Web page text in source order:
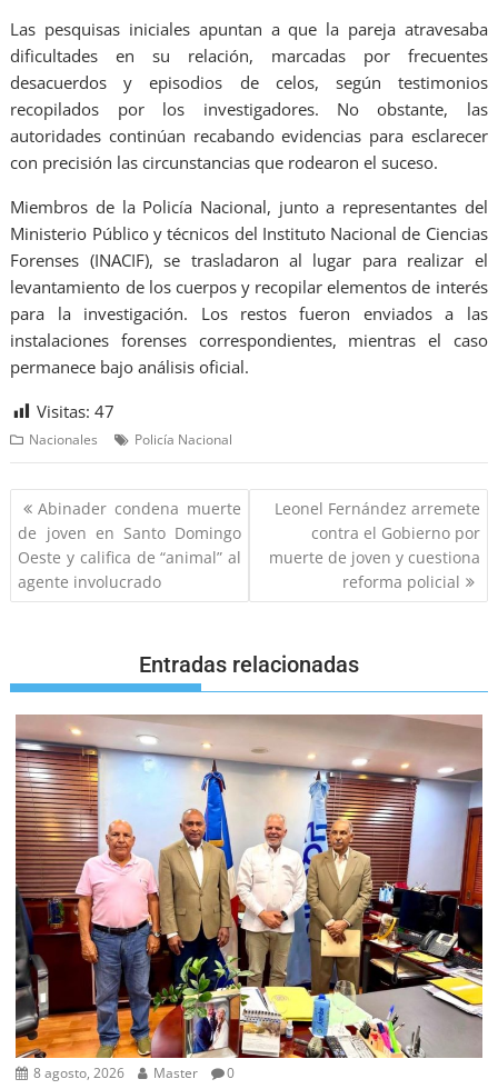
Las pesquisas iniciales apuntan a que la pareja atravesaba
dificultades en su relación, marcadas por frecuentes
desacuerdos y episodios de celos, según testimonios
recopilados por los investigadores. No obstante, las
autoridades continúan recabando evidencias para esclarecer
con precisión las circunstancias que rodearon el suceso.
Miembros de la Policía Nacional, junto a representantes del
Ministerio Público y técnicos del Instituto Nacional de Ciencias
Forenses (INACIF), se trasladaron al lugar para realizar el
levantamiento de los cuerpos y recopilar elementos de interés
para la investigación. Los restos fueron enviados a las
instalaciones forenses correspondientes, mientras el caso
permanece bajo análisis oficial.
Visitas: 47
Nacionales Policía Nacional
Abinader condena muerte
de joven en Santo Domingo
Oeste y califica de “animal” al
agente involucrado
Leonel Fernández arremete
contra el Gobierno por
muerte de joven y cuestiona
reforma policial
Entradas relacionadas
8 agosto, 2026 Master 0